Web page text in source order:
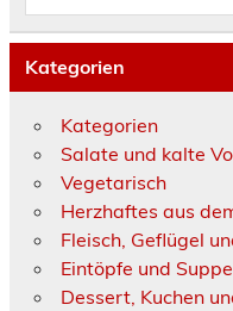
Kategorien
Kategorien
Salate und kalte
Vegetarisch
Herzhaftes aus
Fleisch, Geflügel
Eintöpfe und
Dessert, Kuchen